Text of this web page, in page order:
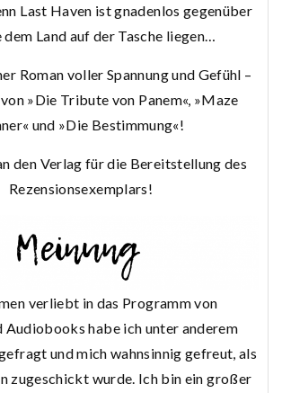
Last Haven ist gnadenlos gegenüber
dem Land auf der Tasche liegen…
Roman voller Spannung und Gefühl –
»Die Tribute von Panem«, »Maze
und »Die Bestimmung«!
den Verlag für die Bereitstellung des
Rezensionsexemplars!
verliebt in das Programm von
Audiobooks habe ich unter anderem
und mich wahnsinnig gefreut, als
zugeschickt wurde. Ich bin ein großer